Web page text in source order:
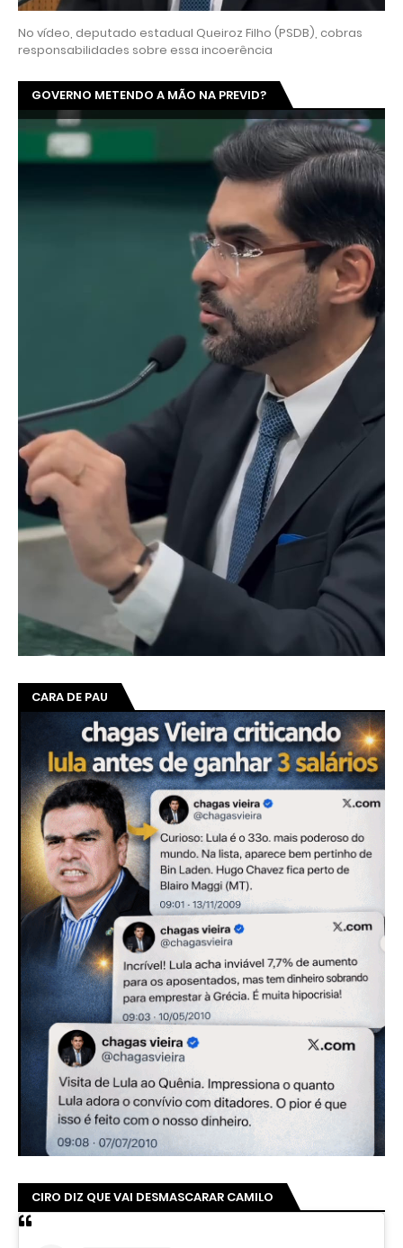
No vídeo, deputado estadual Queiroz Filho (PSDB), cobras
responsabilidades sobre essa incoerência
GOVERNO METENDO A MÃO NA PREVID?
CARA DE PAU
CIRO DIZ QUE VAI DESMASCARAR CAMILO